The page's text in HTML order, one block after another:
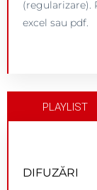
excel sau pdf.
Acces
PLAYLIST
DIFUZĂRI
ACCESEAZĂ